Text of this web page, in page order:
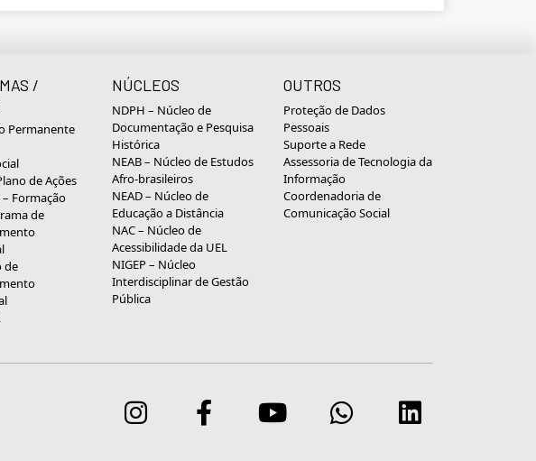
/
Permanente
de Ações
Formação
de
de
NÚCLEOS
NDPH – Núcleo de
Documentação e Pesquisa
Histórica
NEAB – Núcleo de Estudos
Afro-brasileiros
NEAD – Núcleo de
Educação a Distância
NAC – Núcleo de
Acessibilidade da UEL
NIGEP – Núcleo
Interdisciplinar de Gestão
Pública
OUTROS
Proteção de Dados
Pessoais
Suporte a Rede
Assessoria de Tecnologia da
Informação
Coordenadoria de
Comunicação Social